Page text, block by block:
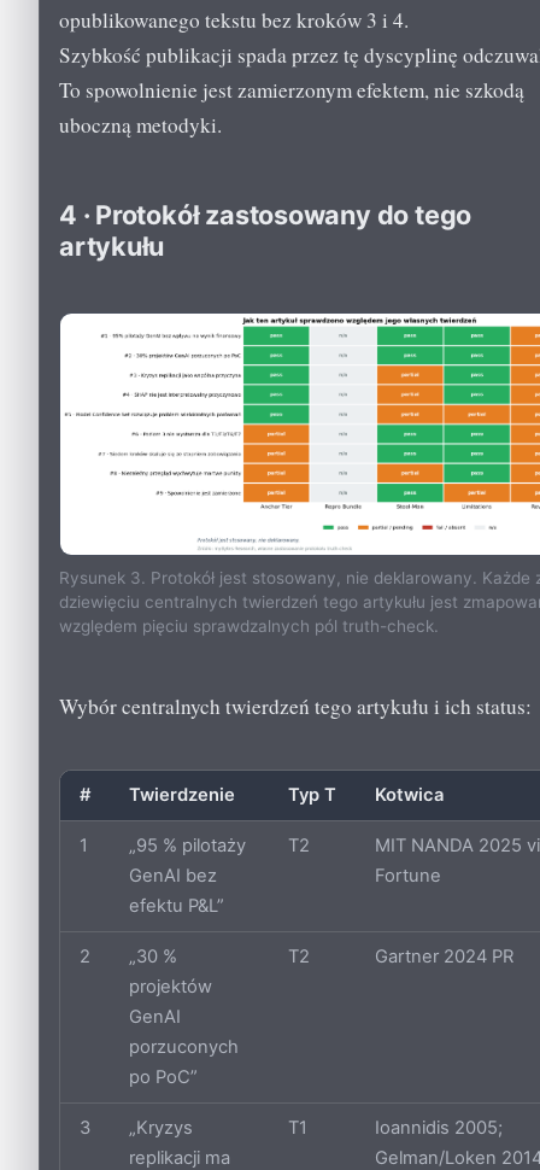
opublikowanego tekstu bez kroków 3 i 4.
Szybkość publikacji spada przez tę dyscyplinę
To spowolnienie jest zamierzonym efektem, nie szkodą
uboczną metodyki.
4 · Protokół zastosowany do tego
artykułu
Rysunek 3. Protokół jest stosowany, nie deklarowany. Każde
dziewięciu centralnych twierdzeń tego artykułu jest
względem pięciu sprawdzalnych pól truth-check.
Wybór centralnych twierdzeń tego artykułu i ich status:
# Twierdzenie Typ T Kotwica
1
„95 % pilotaży
GenAI bez
efektu P&L”
T2
MIT NANDA 2025
Fortune
2
„30 %
projektów
GenAI
porzuconych
po PoC”
T2 Gartner 2024 PR
3
„Kryzys
replikacji ma
T1
Ioannidis 2005;
Gelman/Loken